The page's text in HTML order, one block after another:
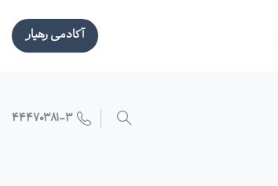
آکادمی رهیار
۴۴۴۷۰۳۸۱-۳